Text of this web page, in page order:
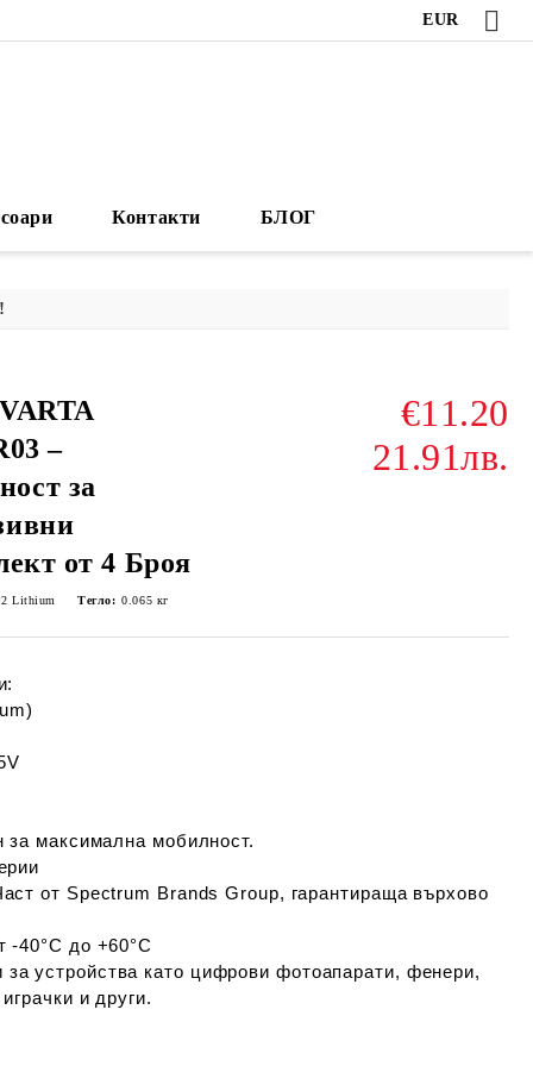
EUR
Контакти БЛОГ
!
–
за
от 4 Броя
€11.20
21.91лв.
Lithium Тегло: 0.065 кг
за максимална мобилност.
от Spectrum Brands Group, гарантираща върхово
-40°C до +60°C
устройства като цифрови фотоапарати, фенери,
и други.